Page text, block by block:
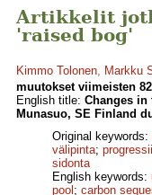
Artikkelit
'raised bog'
Kimmo Tolonen, Markku
muutokset viimeisten
English title: Changes in
Munasuo, SE Finland
Original keywords:
välipinta;
sidonta
English keywords:
pool ; carbon